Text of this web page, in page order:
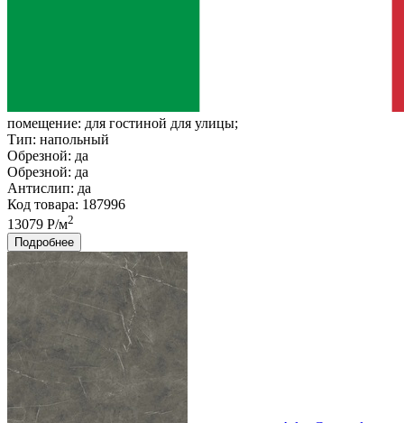
помещение: для гостиной для улицы;
Тип: напольный
Обрезной: да
Обрезной: да
Антислип: да
Код товара: 187996
13079 Р/м2
Подробнее